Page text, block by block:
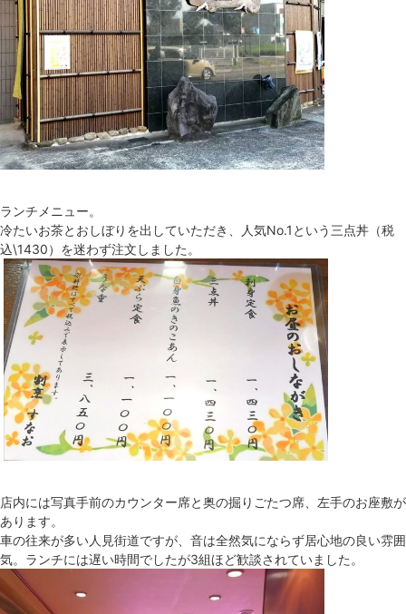
ランチメニュー。
冷たいお茶とおしぼりを出していただき、人気No.1という三点丼（税
込\1430）を迷わず注文しました。
店内には写真手前のカウンター席と奥の掘りごたつ席、左手のお座敷が
あります。
車の往来が多い人見街道ですが、音は全然気にならず居心地の良い雰囲
気。ランチには遅い時間でしたが3組ほど歓談されていました。